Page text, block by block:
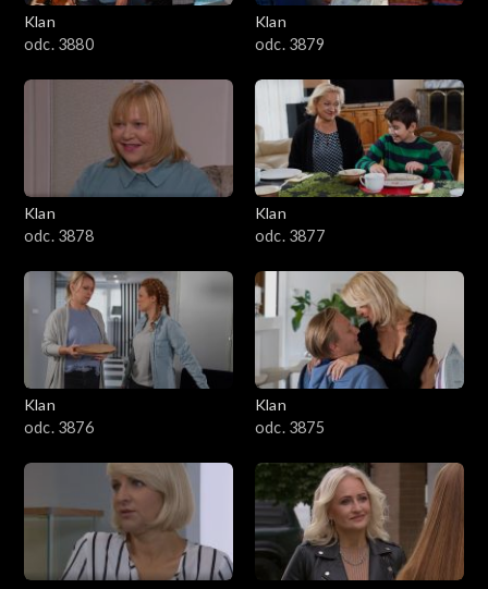
901–1000
801–900
601–700
501–600
401–500
301–400
201–300
101–200
1–100
Klan
odc. 3880
Klan
odc. 3879
Klan
odc. 3878
Klan
odc. 3877
Klan
odc. 3876
Klan
odc. 3875